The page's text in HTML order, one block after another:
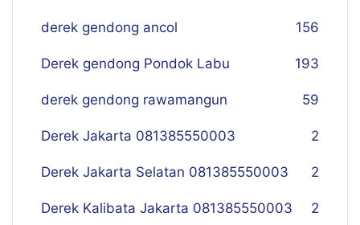
derek gendong ancol 156
Derek gendong Pondok Labu 193
derek gendong rawamangun 59
Derek Jakarta 081385550003 2
Derek Jakarta Selatan 081385550003 2
Derek Kalibata Jakarta 081385550003 2